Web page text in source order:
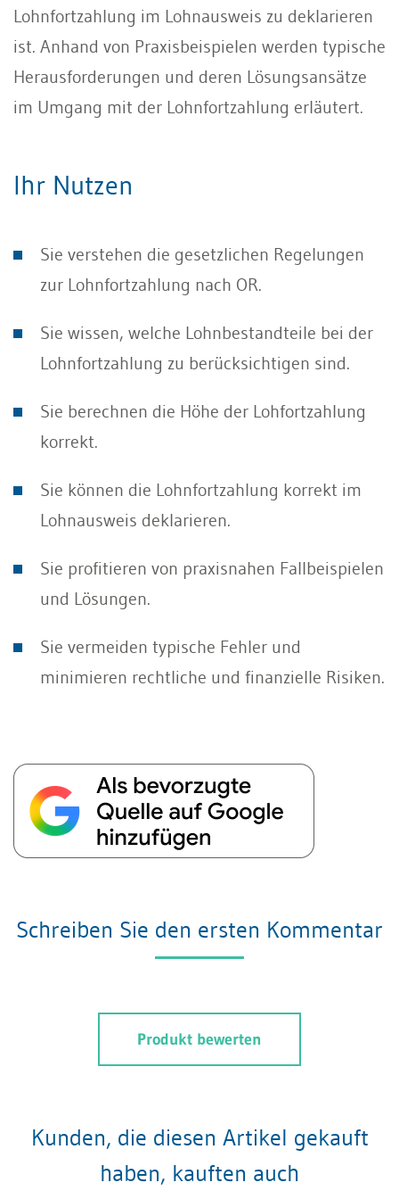
Lohnfortzahlung im Lohnausweis zu deklarieren
ist. Anhand von Praxisbeispielen werden typische
Herausforderungen und deren Lösungsansätze
im Umgang mit der Lohnfortzahlung erläutert.
Ihr Nutzen
Sie verstehen die gesetzlichen Regelungen
zur Lohnfortzahlung nach OR.
Sie wissen, welche Lohnbestandteile bei der
Lohnfortzahlung zu berücksichtigen sind.
Sie berechnen die Höhe der Lohfortzahlung
korrekt.
Sie können die Lohnfortzahlung korrekt im
Lohnausweis deklarieren.
Sie profitieren von praxisnahen Fallbeispielen
und Lösungen.
Sie vermeiden typische Fehler und
minimieren rechtliche und finanzielle Risiken.
Schreiben Sie den ersten Kommentar
Produkt bewerten
Kunden, die diesen Artikel gekauft
haben, kauften auch